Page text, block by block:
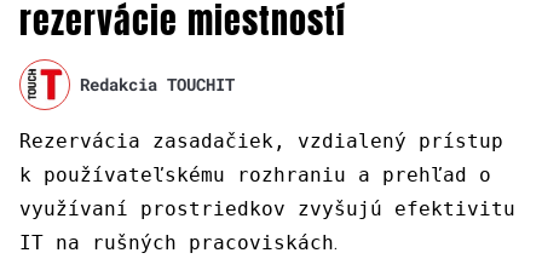
rezervácie miestností
Redakcia TOUCHIT
Rezervácia zasadačiek, vzdialený prístup
k používateľskému rozhraniu a prehľad o
využívaní prostriedkov zvyšujú efektivitu
IT na rušných pracoviskách.